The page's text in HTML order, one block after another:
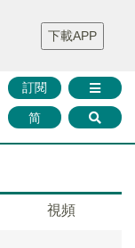
財華證券 媒體矩陣
智庫沙龍
聯絡我們
訂閱
简
下載APP
視頻